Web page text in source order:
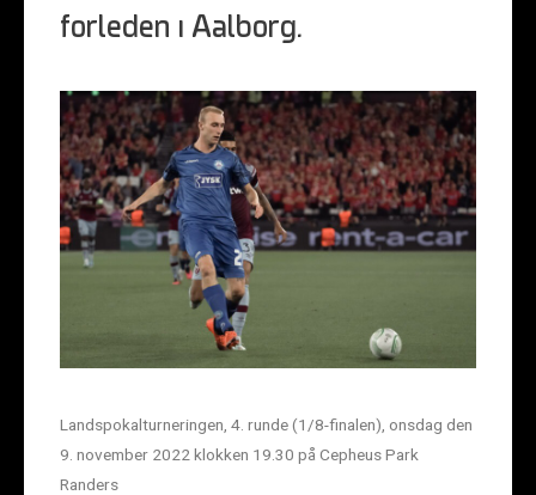
forleden i Aalborg.
Landspokalturneringen, 4. runde (1/8-finalen), onsdag den
9. november 2022 klokken 19.30 på Cepheus Park
Randers